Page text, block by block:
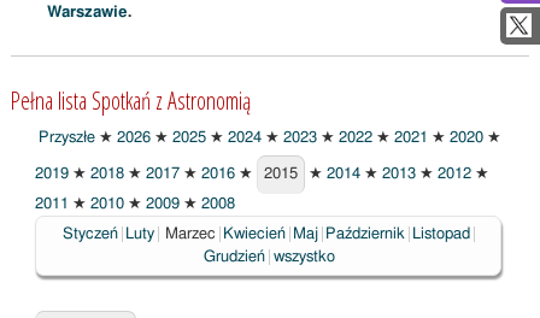
Warszawie.
Pełna lista Spotkań z Astronomią
Przyszłe ★ 2026 ★ 2025 ★ 2024 ★ 2023 ★ 2022 ★ 2021 ★ 2020 ★
2019 ★ 2018 ★ 2017 ★ 2016 ★
2015
2015 ★ 2014 ★ 2013 ★ 2012 ★
2011 ★ 2010 ★ 2009 ★ 2008
Styczeń
Luty Wybrane
Marzec Kwiecień Maj Październik
Listopad
Grudzień wszystko